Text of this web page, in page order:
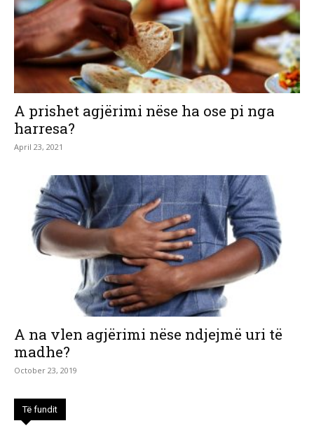
A prishet agjërimi nëse ha ose pi nga
harresa?
April 23, 2021
A na vlen agjërimi nëse ndjejmë uri të
madhe?
October 23, 2019
Të fundit